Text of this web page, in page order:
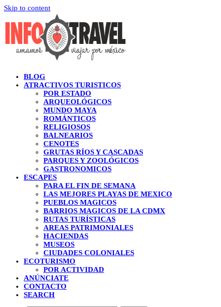
Skip to content
BLOG
ATRACTIVOS TURISTICOS
POR ESTADO
ARQUEOLÓGICOS
MUNDO MAYA
ROMÁNTICOS
RELIGIOSOS
BALNEARIOS
CENOTES
GRUTAS RÍOS Y CASCADAS
PARQUES Y ZOOLÓGICOS
GASTRONOMICOS
ESCAPES
PARA EL FIN DE SEMANA
LAS MEJORES PLAYAS DE MEXICO
PUEBLOS MAGICOS
BARRIOS MAGICOS DE LA CDMX
RUTAS TURÍSTICAS
AREAS PATRIMONIALES
HACIENDAS
MUSEOS
CIUDADES COLONIALES
ECOTURISMO
POR ACTIVIDAD
ANÚNCIATE
CONTACTO
SEARCH